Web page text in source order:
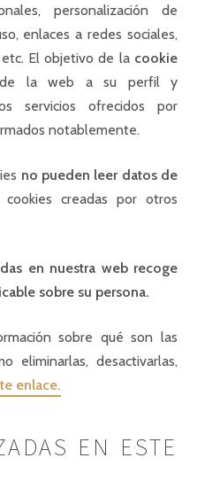
personalización de
enlaces a redes sociales,
El objetivo de la cookie
de la web a su perfil y
servicios ofrecidos por
notablemente.
no pueden leer datos de
creadas por otros
en nuestra web recoge
sobre su persona.
sobre qué son las
eliminarlas, desactivarlas,
enlace.
EN ESTE